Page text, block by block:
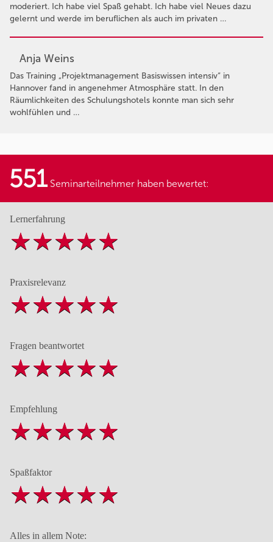
moderiert. Ich habe viel Spaß gehabt. Ich habe viel Neues dazu
gelernt und werde im beruflichen als auch im privaten …
Anja Weins
Das Training „Projektmanagement Basiswissen intensiv“ in
Hannover fand in angenehmer Atmosphäre statt. In den
Räumlichkeiten des Schulungshotels konnte man sich sehr
wohlfühlen und …
551Seminarteilnehmer haben bewertet:
Lernerfahrung
Praxisrelevanz
Fragen beantwortet
Empfehlung
Spaßfaktor
Alles in allem Note: